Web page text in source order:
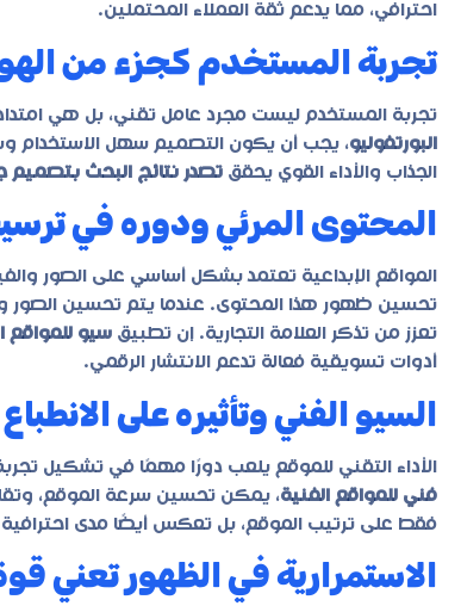
احترافي، مما يدعم ثقة العملاء المحتملين.
تجربة المستخدم كجزء من
تجربة المستخدم ليست مجرد عامل تقني، بل هي امتداد
البورتفوليو، يجب أن يكون التصميم سهل الاستخدام
الجذاب والأداء القوي يحقق تصدر نتائج البحث بتصميم
المحتوى المرئي ودوره في
المواقع الإبداعية تعتمد بشكل أساسي على الصور
تحسين ظهور هذا المحتوى. عندما يتم تحسين الصور
تعزز من تذكر العلامة التجارية. إن تطبيق سيو للمواقع
أدوات تسويقية فعالة تدعم الانتشار الرقمي.
السيو الفني وتأثيره على
الأداء التقني للموقع يلعب دورًا مهمًا في تشكيل
فني للمواقع الفنية، يمكن تحسين سرعة الموقع،
فقط على ترتيب الموقع، بل تعكس أيضًا مدى احترافية
الاستمرارية في الظهور تعني